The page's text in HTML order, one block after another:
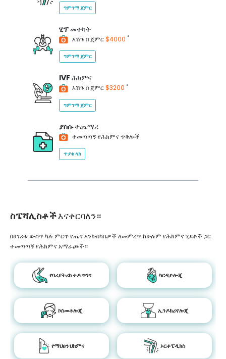
ግምገማ ጀምር
ሂፕመተካት
እሽጉ በ ጀምር$4000 *
ግምገማ ጀምር
IVFሕክምና
እሽጉ በ ጀምር$3200 *
ግምገማ ጀምር
ያስሱተጨማሪ
ተመጣጣኝ የሕክምና ጥቅሎች
ጥያቄ ላክ
ስፔሻሊስቶችእናቀርባለን።
በሀገሪቱ ውስጥ ካሉ ምርጥ የጤና እንክብካቤዎች ለመምረጥ ከሁሉም የሕክምና ሂደቶች ጋር
ተመጣጣኝ የሕክምና አማራጮች።
የባሪያትሪክ ቀዶ ጥገና ካርዲዮሎጂ
ኮስመቶሎጂ ኢንዶክሪኖሎጂ
የማህፀን ህክምና ኦርቶፔዲክስ